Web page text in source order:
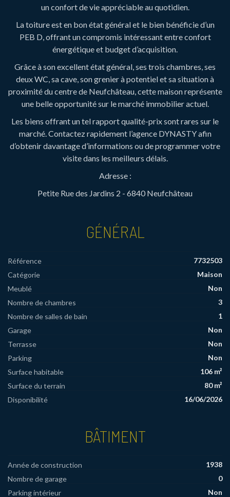
un confort de vie appréciable au quotidien.
La toiture est en bon état général et le bien bénéficie d’un
PEB D, offrant un compromis intéressant entre confort
énergétique et budget d’acquisition.
Grâce à son excellent état général, ses trois chambres, ses
deux WC, sa cave, son grenier à potentiel et sa situation à
proximité du centre de Neufchâteau, cette maison représente
une belle opportunité sur le marché immobilier actuel.
Les biens offrant un tel rapport qualité-prix sont rares sur le
marché. Contactez rapidement l’agence DYNASTY afin
d’obtenir davantage d’informations ou de programmer votre
visite dans les meilleurs délais.
Adresse :
Petite Rue des Jardins 2 - 6840 Neufchâteau
GÉNÉRAL
Référence
7732503
Catégorie
Maison
Meublé
Non
Nombre de chambres
3
Nombre de salles de bain
1
Garage
Non
Terrasse
Non
Parking
Non
Surface habitable
106 m²
Surface du terrain
80 m²
Disponibilité
16/06/2026
BÂTIMENT
Année de construction
1938
Nombre de garage
0
Parking intérieur
Non